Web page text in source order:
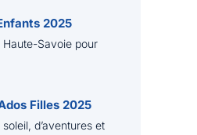
2025
Haute-Savoie pour
Filles 2025
d’aventures et